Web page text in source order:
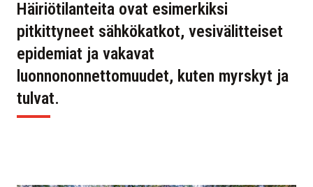
Häiriötilanteita ovat esimerkiksi
pitkittyneet sähkökatkot, vesivälitteiset
epidemiat ja vakavat
luonnononnettomuudet, kuten myrskyt ja
tulvat.